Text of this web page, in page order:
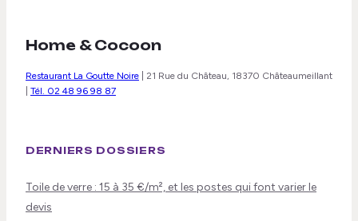
Home & Cocoon
Restaurant La Goutte Noire
21 Rue du Château, 18370 Châteaumeillant
Tél. 02 48 96 98 87
DERNIERS DOSSIERS
Toile de verre : 15 à 35 €/m², et les postes qui font varier le
devis